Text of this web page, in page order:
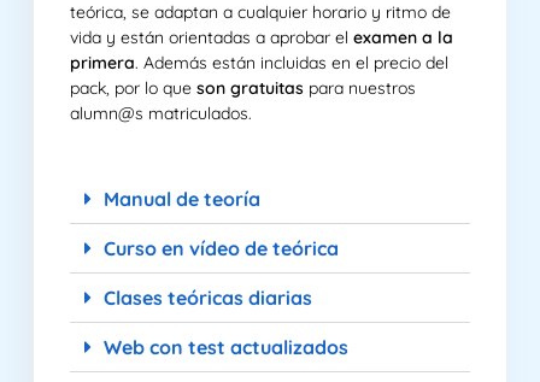
teórica, se adaptan a cualquier horario y ritmo de
vida y están orientadas a aprobar el examen a la
primera. Además están incluidas en el precio del
pack, por lo que son gratuitas para nuestros
alumn@s matriculados.
Manual de teoría
Curso en vídeo de teórica
Clases teóricas diarias
Web con test actualizados